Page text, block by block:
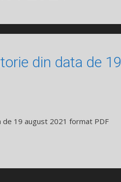
din data de 19
de 19 august 2021 format PDF